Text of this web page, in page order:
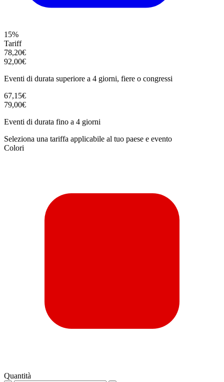
15%
Tariff
78,20€
92,00€
Eventi di durata superiore a 4 giorni, fiere o congressi
67,15€
79,00€
Eventi di durata fino a 4 giorni
Seleziona una tariffa applicabile al tuo paese e evento
Colori
Quantità